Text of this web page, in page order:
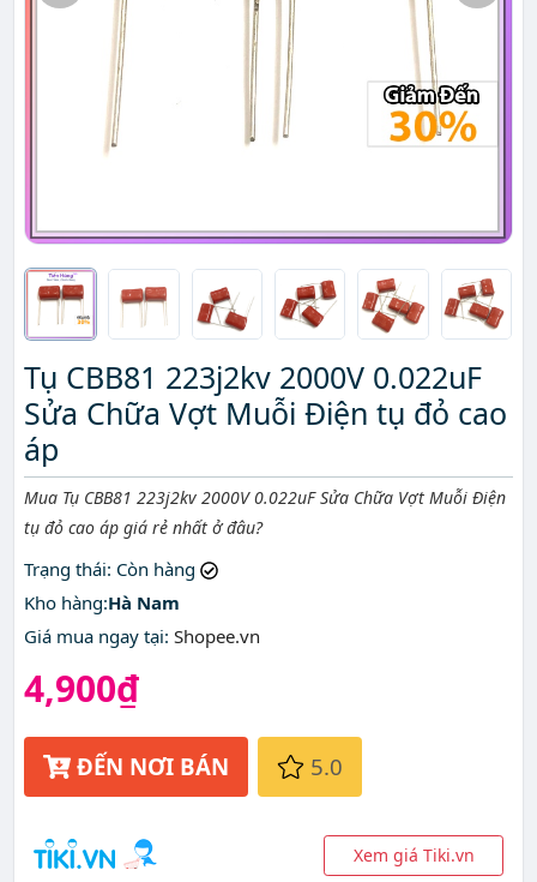
Tụ CBB81 223j2kv 2000V 0.022uF
Sửa Chữa Vợt Muỗi Điện tụ đỏ cao
áp
Mô tả ngắn
Mua Tụ CBB81 223j2kv 2000V 0.022uF Sửa Chữa Vợt Muỗi Điện
tụ đỏ cao áp giá rẻ nhất ở đâu?
Trạng thái: Còn hàng
Kho hàng:Hà Nam
Giá mua ngay tại: Shopee.vn
4,900₫
ĐẾN NƠI BÁN 5.0
Xem giá Tiki.vn